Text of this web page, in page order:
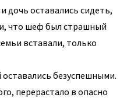
дочь оставались сидеть,
что шеф был страшный
вставали, только
безуспешными.
перерастало в опасно